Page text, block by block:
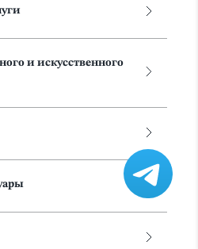
и искусственного